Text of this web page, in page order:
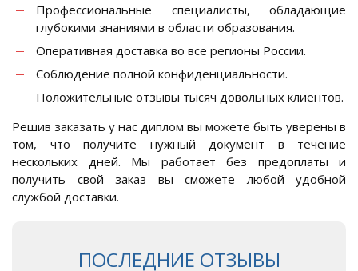
Профессиональные специалисты, обладающие
глубокими знаниями в области образования.
Оперативная доставка во все регионы России.
Соблюдение полной конфиденциальности.
Положительные отзывы тысяч довольных клиентов.
Решив заказать у нас диплом вы можете быть уверены в
том, что получите нужный документ в течение
нескольких дней. Мы работает без предоплаты и
получить свой заказ вы сможете любой удобной
службой доставки.
ПОСЛЕДНИЕ ОТЗЫВЫ